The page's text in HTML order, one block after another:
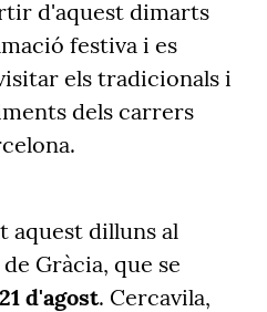
d'aquest dimarts
festiva i es
els tradicionals i
dels carrers
aquest dilluns al
Gràcia, que se
d'agost. Cercavila,